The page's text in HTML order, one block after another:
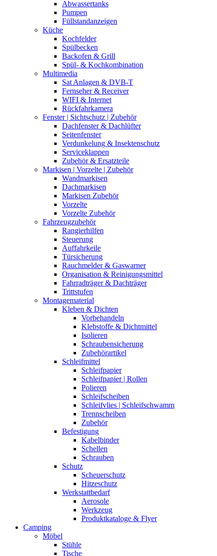
Abwassertanks
Pumpen
Füllstandanzeigen
Küche
Kochfelder
Spülbecken
Backofen & Grill
Spül- & Kochkombination
Multimedia
Sat Anlagen & DVB-T
Fernseher & Receiver
WIFI & Internet
Rückfahrkamera
Fenster | Sichtschutz | Zubehör
Dachfenster & Dachlüfter
Seitenfenster
Verdunkelung & Insektenschutz
Serviceklappen
Zubehör & Ersatzteile
Markisen | Vorzelte | Zubehör
Wandmarkisen
Dachmarkisen
Markisen Zubehör
Vorzelte
Vorzelte Zubehör
Fahrzeugzubehör
Rangierhilfen
Steuerung
Auffahrkeile
Türsicherung
Rauchmelder & Gaswarner
Organisation & Reinigungsmittel
Fahrradträger & Dachträger
Trittstufen
Montagematerial
Kleben & Dichten
Vorbehandeln
Klebstoffe & Dichtmittel
Isolieren
Schraubensicherung
Zubehörartikel
Schleifmittel
Schleifpapier
Schleifpapier | Rollen
Polieren
Schleifscheiben
Schleifvlies | Schleifschwamm
Trennscheiben
Zubehör
Befestigung
Kabelbinder
Schellen
Schrauben
Schutz
Scheuerschutz
Hitzeschutz
Werkstattbedarf
Aerosole
Werkzeug
Produktkataloge & Flyer
Camping
Möbel
Stühle
Tische